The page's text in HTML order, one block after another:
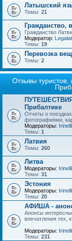
Латышский
Темы: 21
Гражданство,
Гражданство
Модератор:
Legalat
Темы: 19
Перевозка
Темы: 2
Отзывы туристов,
Прибалтике
Отчеты о
фотографиями,
Модераторы: Irinelli
Темы: 1
Латвия
Темы: 260
Литва
Модераторы: Irinelli
Темы: 31
Эстония
Модераторы: Irinelli
Темы: 20
АФИША -
Анонсы
впечатления тех,
Модераторы: Irinelli
Темы: 231